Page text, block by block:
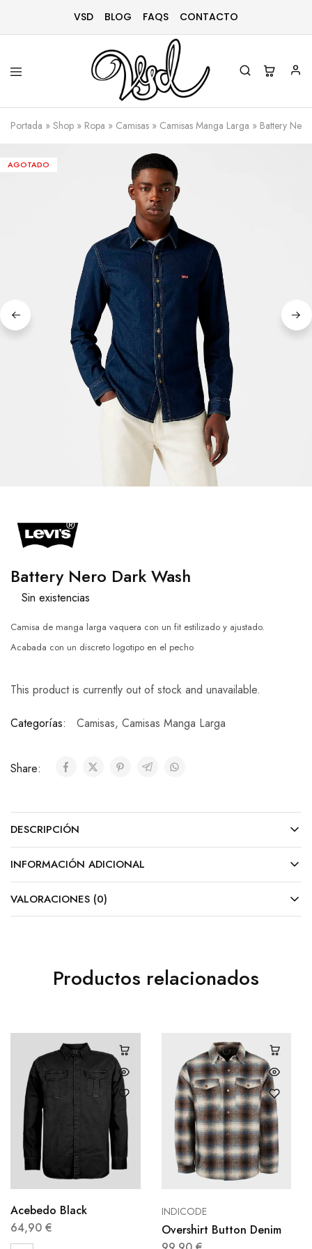
VSD BLOG FAQS CONTACTO
Vsd
Ropa
y
complementos
Portada » Shop » Ropa » Camisas » Camisas Manga Larga » Battery
AGOTADO
Battery Nero Dark Wash
Sin existencias
Camisa de manga larga vaquera con un fit estilizado y ajustado.
Acabada con un discreto logotipo en el pecho
This product is currently out of stock and unavailable.
Categorías: Camisas, Camisas Manga Larga
Share:
DESCRIPCIÓN
INFORMACIÓN ADICIONAL
VALORACIONES (0)
Productos relacionados
Acebedo Black
64,90 €
INDICODE
Overshirt Button Denim